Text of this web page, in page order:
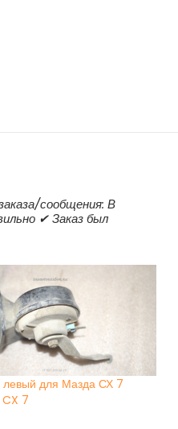
сообщения: В
✔ Заказ был
левый для Мазда СХ 7
7